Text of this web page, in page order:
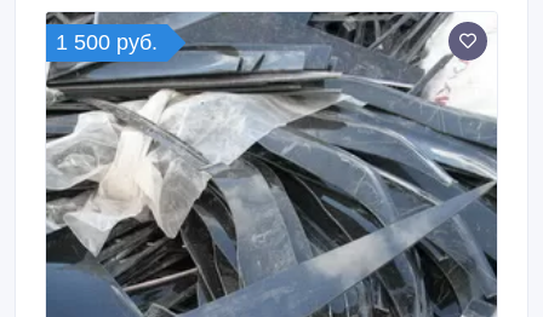
Смолы для пропитки армирующей стеклосетки,
Фрикционные материалы, Углеродные и
графитовые материалы, Периклазоуглеродистые
огнеупоры Пульвербакелит + Этиленгликоль,
ТВЕРДАЯ ФЕНОЛОФОРМАЛЬДЕГИДНАЯ
НОВОЛАЧНАЯ СМОЛА, Эластомеры, Фторкаучук,
Хлоркаучук (ХК), Бутилкаучук, Полиуретан.
1 500 руб.